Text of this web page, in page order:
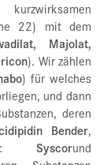
22) mit dem
Majolat,
). Wir zählen
) für welches
und dann
deren
Bender,
Syscorund